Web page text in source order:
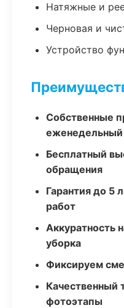
Натяжные и
Черновая и
Устройство
Собственные
еженедельный
Бесплатный
обращения
Гарантия до 5
работ
Аккуратность
уборка
Фиксируем
Качественный
фотоэтапы